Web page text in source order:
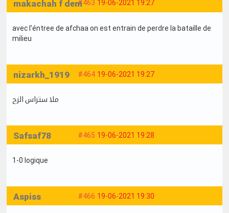
#463 19-06-2021 19:27
makachah f dem
avec l'éntree de afchaa on est entrain de perdre la bataille de
milieu
#464 19-06-2021 19:27
nizarkh_1919
ملا ستراس الزح
#465 19-06-2021 19:28
Safsaf78
1-0 logique
#466 19-06-2021 19:30
Aspiss